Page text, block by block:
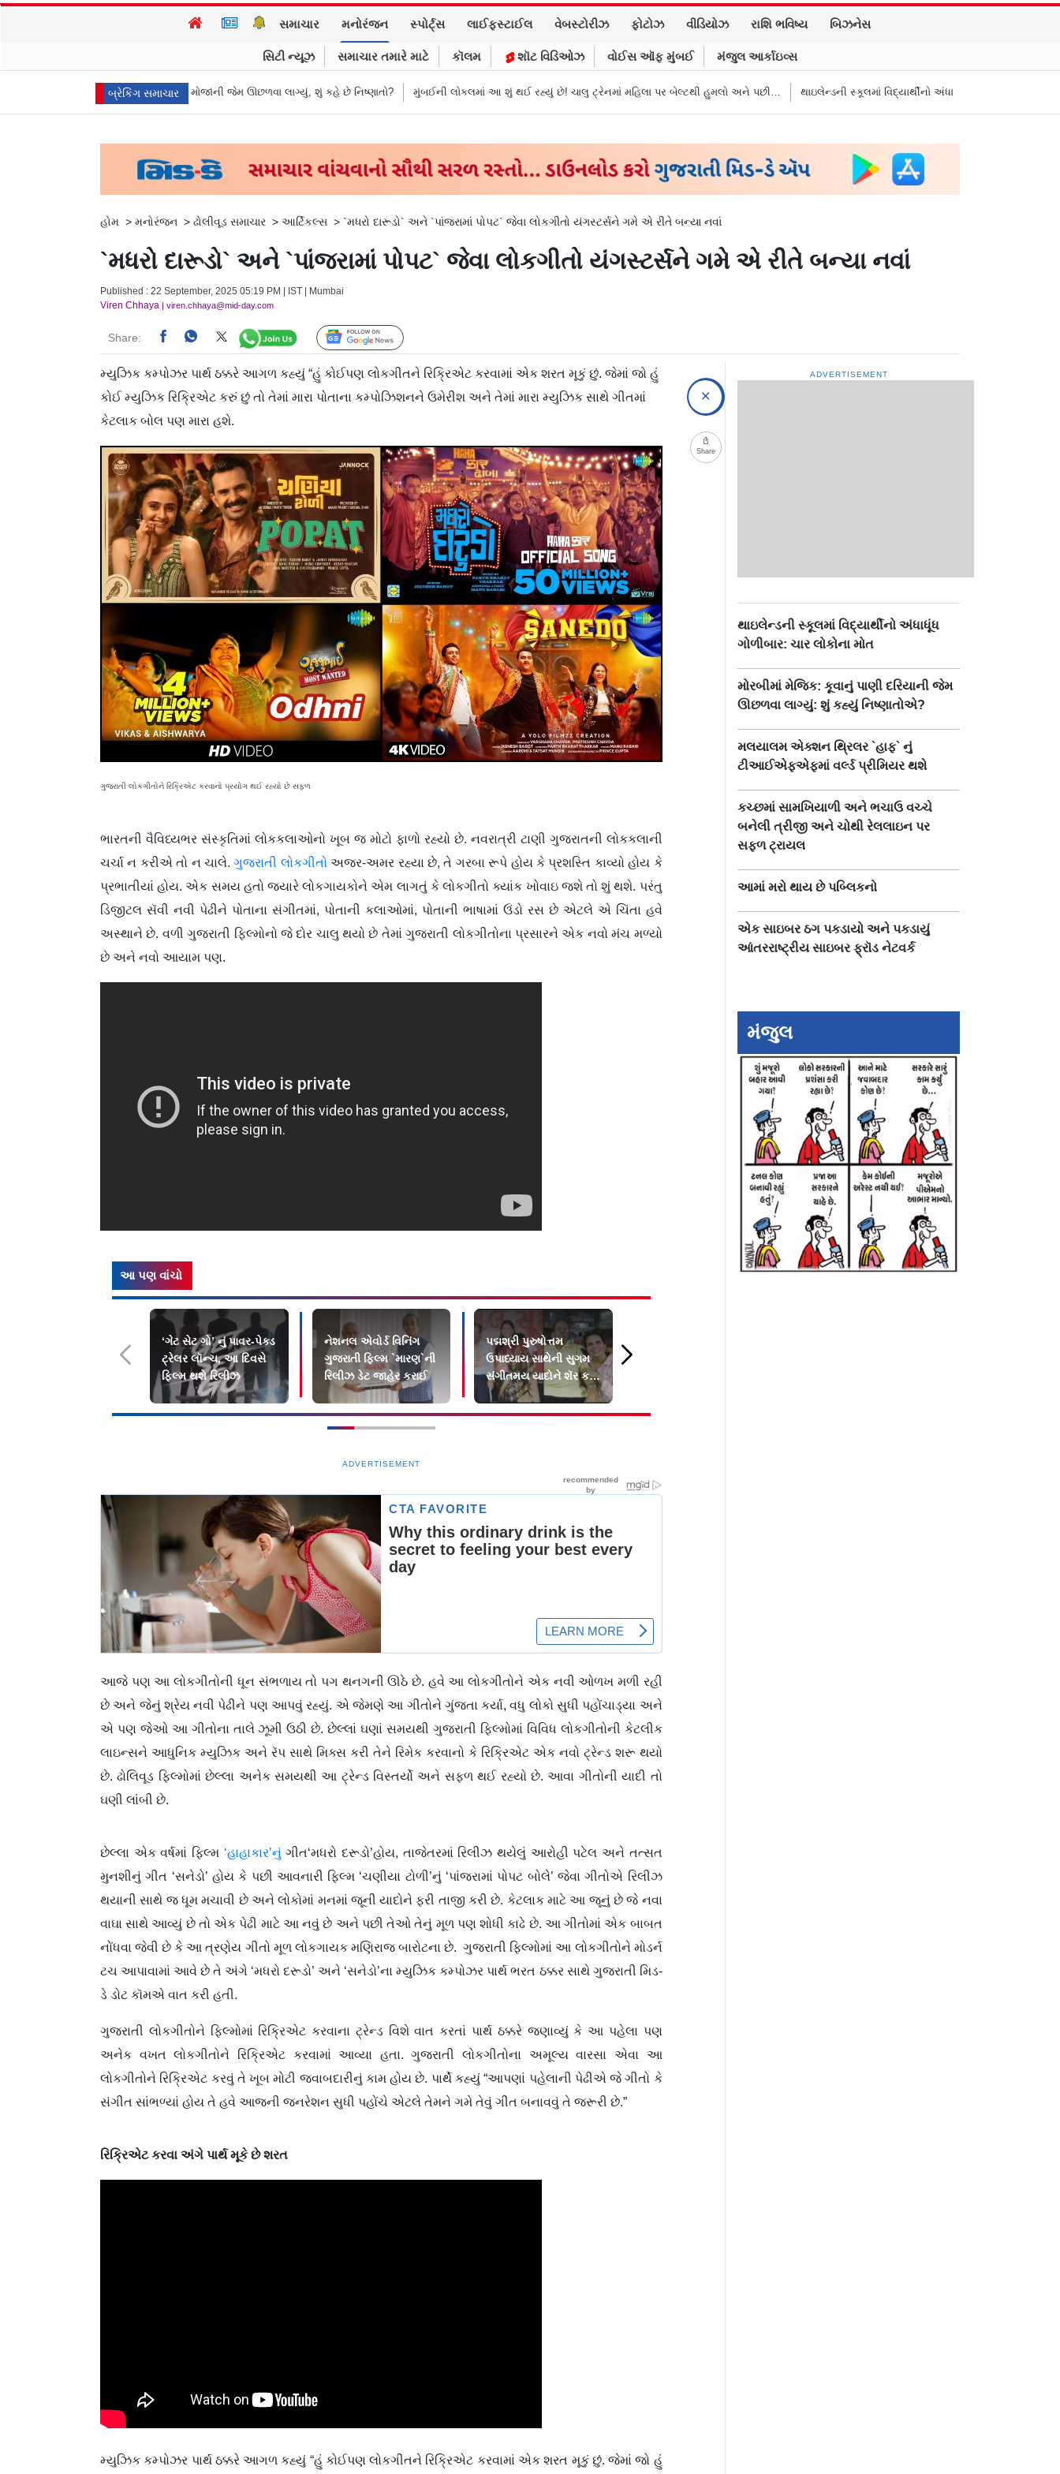
સમાચાર મનોરંજન સ્પોર્ટ્સ લાઈફસ્ટાઈલ વેબસ્ટોરીઝ ફોટોઝ વીડિયોઝ રાશિ ભવિષ્ય બિઝનેસ
સિટી ન્યૂઝ સમાચાર તમારે માટે કૉલમ શૉટ વિડિઓઝ વોઈસ ઑફ મુંબઈ મંજુલ આર્કાઇવ્સ
બ્રેકિંગ સમાચાર
કૂવાનું પાણી દરિયાનાં મોજાંની જેમ ઊછળવા લાગ્યું, શું કહે છે નિષ્ણાતો? મુંબઈની લોકલમાં આ શું થઈ રહ્યું છે! ચાલુ ટ્રેનમાં મહિલા પર બેલ્ટથી હુમલો અને પછી… થાઇલેન્ડની સ્કૂલમાં વિદ્યાર્થીનો અંધાધૂંધ ગોળીબાર: ચાર લોકોના મોત, શૂટર
હોમ > મનોરંજન > ઢોલીવૂડ સમાચાર > આર્ટિકલ્સ > `મધરો દારૂડો` અને `પાંજરામાં પોપટ` જેવા લોકગીતો યંગસ્ટર્સને ગમે એ રીતે બન્યા નવાં
`મધરો દારૂડો` અને `પાંજરામાં પોપટ` જેવા લોકગીતો યંગસ્ટર્સને ગમે એ રીતે બન્યા નવાં
Published : 22 September, 2025 05:19 PM | IST | Mumbai
Viren Chhaya | viren.chhaya@mid-day.com
Share: Follow Us
મ્યુઝિક કમ્પોઝર પાર્થ ઠક્કરે આગળ કહ્યું “હું કોઈપણ લોકગીતને રિક્રિએટ કરવામાં એક શરત મૂકું છું. જેમાં જો હું
કોઈ મ્યુઝિક રિક્રિએટ કરું છું તો તેમાં મારા પોતાના કમ્પોઝિશનને ઉમેરીશ અને તેમાં મારા મ્યુઝિક સાથે ગીતમાં
કેટલાક બોલ પણ મારા હશે.
ગુજરાતી લોકગીતોને રિક્રિએટ કરવાનો પ્રયોગ થઈ રહ્યો છે સફળ
ભારતની વૈવિધ્યભર સંસ્કૃતિમાં લોકકલાઓનો ખૂબ જ મોટો ફાળો રહ્યો છે. નવરાત્રી ટાણી ગુજરાતની લોકકલાની
ચર્ચા ન કરીએ તો ન ચાલે.ગુજરાતી લોકગીતોઅજર-અમર રહ્યા છે, તે ગરબા રૂપે હોય કે પ્રશસ્તિ કાવ્યો હોય કે
પ્રભાતીયાં હોય. એક સમય હતો જ્યારે લોકગાયકોને એમ લાગતું કે લોકગીતો ક્યાંક ખોવાઇ જશે તો શું થશે. પરંતુ
ડિજીટલ સૅવી નવી પેઢીને પોતાના સંગીતમાં, પોતાની કલાઓમાં, પોતાની ભાષામાં ઉંડો રસ છે એટલે એ ચિંતા હવે
અસ્થાને છે. વળી ગુજરાતી ફિલ્મોનો જે દોર ચાલુ થયો છે તેમાં ગુજરાતી લોકગીતોના પ્રસારને એક નવો મંચ મળ્યો
છે અને નવો આયામ પણ.
આ પણ વાંચો
‘ગેટ સેટ ગો’ નું પાવર-પેક્ડ
ટ્રેલર લૉન્ચ, આ દિવસે
ફિલ્મ થશે રિલીઝ
નેશનલ એવોર્ડ વિનિંગ
ગુજરાતી ફિલ્મ `મારણ`ની
રિલીઝ ડેટ જાહેર કરાઈ
પદ્મશ્રી પુરુષોત્તમ
ઉપાધ્યાય સાથેની સુગમ
સંગીતમય યાદોને શૅર કરી
ગુજરાતી કલાકારોએ
ગીતો
ADVERTISEMENT
આજે પણ આ લોકગીતોની ધૂન સંભળાય તો પગ થનગની ઊઠે છે. હવે આ લોકગીતોને એક નવી ઓળખ મળી રહી
છે અને જેનું શ્રેય નવી પેઢીને પણ આપવું રહ્યું. એ જેમણે આ ગીતોને ગુંજતા કર્યા, વધુ લોકો સુધી પહોંચાડ્યા અને
એ પણ જેઓ આ ગીતોના તાલે ઝૂમી ઉઠી છે.છેલ્લાં ઘણાં સમયથી ગુજરાતી ફિલ્મોમાં વિવિધ લોકગીતોની કેટલીક
લાઇન્સને આધુનિક મ્યુઝિક અને રૅપ સાથે મિક્સ કરી તેને રિમેક કરવાનો કે રિક્રિએટ એક નવો ટ્રેન્ડ શરૂ થયો
છે. ઢોલિવૂડ ફિલ્મોમાં છેલ્લા અનેક સમયથી આ ટ્રેન્ડ વિસ્તર્યો અને સફળ થઈ રહ્યો છે. આવા ગીતોની યાદી તો
ઘણી લાંબી છે.
છેલ્લા એક વર્ષમાં ફિલ્મ ‘હાહાકાર’નુંગીત‘મધરો દરૂડો’હોય, તાજેતરમાં રિલીઝ થયેલું આરોહી પટેલ અને તત્સત
મુનશીનું ગીત ‘સનેડો’ હોય કે પછી આવનારી ફિલ્મ ‘ચણીયા ટોળી’નું ‘પાંજરામાં પોપટ બોલે’ જેવા ગીતોએ રિલીઝ
થયાની સાથે જ ધૂમ મચાવી છે અને લોકોમાં મનમાં જૂની યાદોને ફરી તાજી કરી છે. કેટલાક માટે આ જૂનું છે જે નવા
વાઘા સાથે આવ્યું છે તો એક પેઢી માટે આ નવું છે અને પછી તેઓ તેનું મૂળ પણ શોધી કાઢે છે. આ ગીતોમાં એક બાબત
નોંધવા જેવી છે કે આ ત્રણેય ગીતો મૂળ લોકગાયક મણિરાજ બારોટના છે. ગુજરાતી ફિલ્મોમાં આ લોકગીતોને મોડર્ન
ટચ આપાવામાં આવે છે તે અંગે ‘મધરો દરૂડો’ અને ‘સનેડો’ના મ્યુઝિક કમ્પોઝર પાર્થ ભરત ઠક્કર સાથે ગુજરાતી મિડ-
ડે ડોટ કૉમએ વાત કરી હતી.
ગુજરાતી લોકગીતોને ફિલ્મોમાં રિક્રિએટ કરવાના ટ્રેન્ડ વિશે વાત કરતાં પાર્થ ઠક્કરે જણાવ્યું કે આ પહેલા પણ
અનેક વખત લોકગીતોને રિક્રિએટ કરવામાં આવ્યા હતા. ગુજરાતી લોકગીતોના અમૂલ્ય વારસા એવા આ
લોકગીતોને રિક્રિએટ કરવું તે ખૂબ મોટી જવાબદારીનું કામ હોય છે. પાર્થે કહ્યું “આપણાં પહેલાની પેઢીએ જે ગીતો કે
સંગીત સાંભળ્યાં હોય તે હવે આજની જનરેશન સુધી પહોંચે એટલે તેમને ગમે તેવું ગીત બનાવવું તે જરૂરી છે.”
રિક્રિએટ કરવા અંગે પાર્થ મૂકે છે શરત
મ્યુઝિક કમ્પોઝર પાર્થ ઠક્કરે આગળ કહ્યું “હું કોઈપણ લોકગીતને રિક્રિએટ કરવામાં એક શરત મૂકું છું. જેમાં જો હું
Share
ADVERTISEMENT
થાઇલેન્ડની સ્કૂલમાં વિદ્યાર્થીનો અંધાધૂંધ
ગોળીબાર: ચાર લોકોના મોત
મોરબીમાં મેજિક: કૂવાનું પાણી દરિયાની જેમ
ઊછળવા લાગ્યું: શું કહ્યું નિષ્ણાતોએ?
મલયાલમ એક્શન થ્રિલર `હાફ` નું
ટીઆઈએફએફમાં વર્લ્ડ પ્રીમિયર થશે
કચ્છમાં સામખિયાળી અને ભચાઉ વચ્ચે
બનેલી ત્રીજી અને ચોથી રેલલાઇન પર
સફળ ટ્રાયલ
આમાં મરો થાય છે પબ્લિકનો
એક સાઇબર ઠગ પકડાયો અને પકડાયું
આંતરરાષ્ટ્રીય સાઇબર ફ્રૉડ નેટવર્ક
મંજુલ